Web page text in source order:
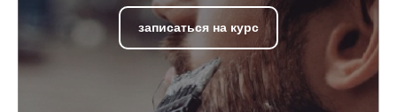
записаться на курс